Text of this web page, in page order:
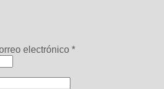
electrónico *Obligatorio